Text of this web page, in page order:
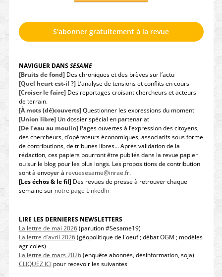
S'abonner gratuitement à la revue
NAVIGUER DANSSESAME
[Bruits de fond]Des chroniques et des brèves sur l’actu
[Quel heurt est-il ?]L’analyse de tensions et conflits en cours
[Croiser le faire]Des reportages croisant chercheurs et acteurs
de terrain.
[À mots (dé)couverts]Questionner les expressions du moment
[Union libre]Un dossier spécial en partenariat
[De l’eau au moulin]Pages ouvertes à l’expression des citoyens,
des chercheurs, d’opérateurs économiques, associatifs sous forme
de contributions, de tribunes libres… Après validation de la
rédaction, ces papiers pourront être publiés dans la revue papier
ou sur le blog pour les plus longs. Les propositions de contribution
sont à envoyer à revuesesame@inrae.fr.
[Les échos & le fil]Des revues de presse à retrouver chaque
semaine sur notre page LinkedIn
LIRE LES DERNIERES NEWSLETTERS
La lettre de mai 2026(parution #Sesame19)
La lettre d'avril 2026(géopolitique de l'oeuf ; débat OGM ; modèles
agricoles)
La lettre de mars 2026(enquête abonnés, désinformation, soja)
CLIQUEZ ICIpour recevoir les suivantes